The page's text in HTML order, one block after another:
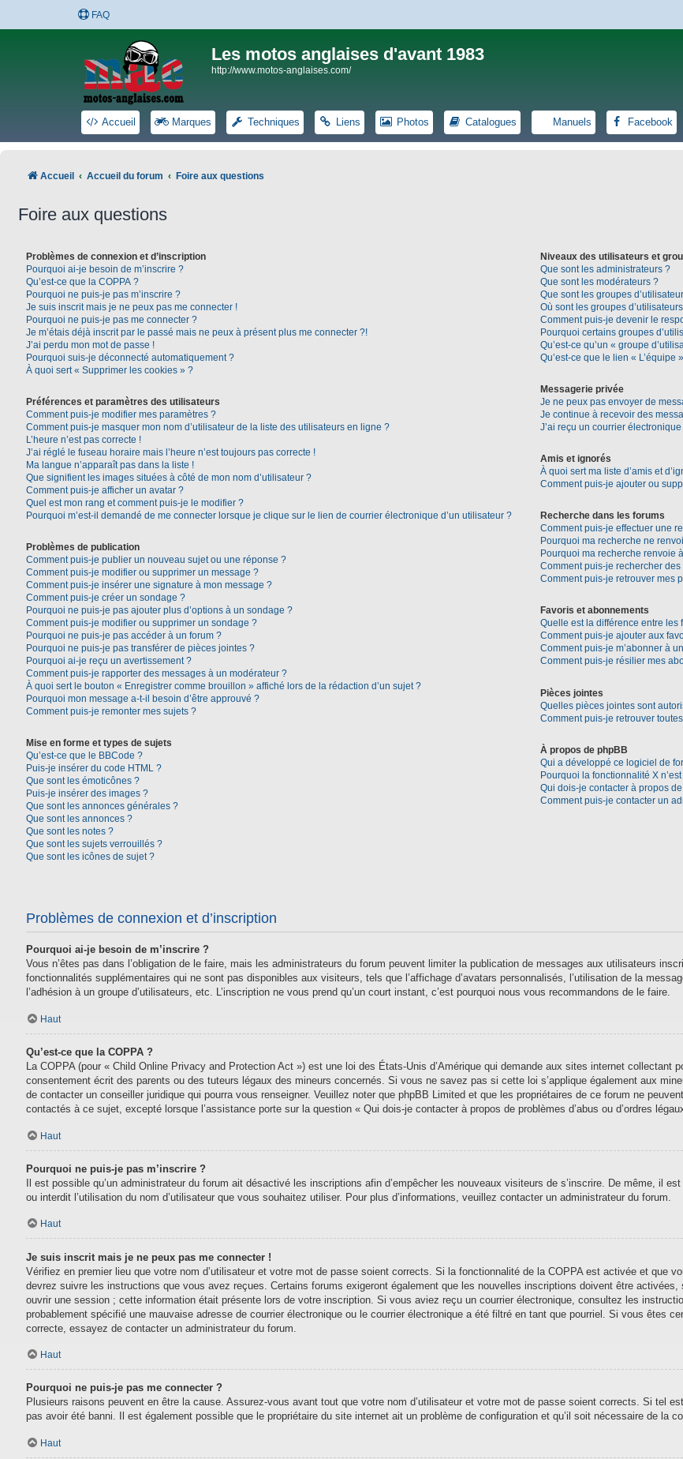
FAQ
Les motos anglaises d'avant 1983
http://www.motos-anglaises.com/
Accueil Marques Techniques Liens Photos Catalogues Manuels Facebook
Accueil Accueil du forum Foire aux questions
Foire aux questions
Problèmes de connexion et d’inscription
Pourquoi ai-je besoin de m’inscrire ?
Qu’est-ce que la COPPA ?
Pourquoi ne puis-je pas m’inscrire ?
Je suis inscrit mais je ne peux pas me connecter !
Pourquoi ne puis-je pas me connecter ?
Je m’étais déjà inscrit par le passé mais ne peux à présent plus me connecter ?!
J’ai perdu mon mot de passe !
Pourquoi suis-je déconnecté automatiquement ?
À quoi sert « Supprimer les cookies » ?
Préférences et paramètres des utilisateurs
Comment puis-je modifier mes paramètres ?
Comment puis-je masquer mon nom d’utilisateur de la liste des utilisateurs en ligne ?
L’heure n’est pas correcte !
J’ai réglé le fuseau horaire mais l’heure n’est toujours pas correcte !
Ma langue n’apparaît pas dans la liste !
Que signifient les images situées à côté de mon nom d’utilisateur ?
Comment puis-je afficher un avatar ?
Quel est mon rang et comment puis-je le modifier ?
Pourquoi m’est-il demandé de me connecter lorsque je clique sur le lien de courrier électronique d’un utilisateur ?
Problèmes de publication
Comment puis-je publier un nouveau sujet ou une réponse ?
Comment puis-je modifier ou supprimer un message ?
Comment puis-je insérer une signature à mon message ?
Comment puis-je créer un sondage ?
Pourquoi ne puis-je pas ajouter plus d’options à un sondage ?
Comment puis-je modifier ou supprimer un sondage ?
Pourquoi ne puis-je pas accéder à un forum ?
Pourquoi ne puis-je pas transférer de pièces jointes ?
Pourquoi ai-je reçu un avertissement ?
Comment puis-je rapporter des messages à un modérateur ?
À quoi sert le bouton « Enregistrer comme brouillon » affiché lors de la rédaction d’un sujet ?
Pourquoi mon message a-t-il besoin d’être approuvé ?
Comment puis-je remonter mes sujets ?
Mise en forme et types de sujets
Qu’est-ce que le BBCode ?
Puis-je insérer du code HTML ?
Que sont les émoticônes ?
Puis-je insérer des images ?
Que sont les annonces générales ?
Que sont les annonces ?
Que sont les notes ?
Que sont les sujets verrouillés ?
Que sont les icônes de sujet ?
Niveaux des utilisateurs et
Que sont les administrateurs ?
Que sont les modérateurs ?
Que sont les groupes
Où sont les groupes
Comment puis-je devenir le
Pourquoi certains groupes
Qu’est-ce qu’un « groupe
Qu’est-ce que le lien « L’équipe
Messagerie privée
Je ne peux pas envoyer de
Je continue à recevoir des
J’ai reçu un courrier
Amis et ignorés
À quoi sert ma liste d’amis et
Comment puis-je ajouter ou
Recherche dans les forums
Comment puis-je effectuer une
Pourquoi ma recherche ne
Pourquoi ma recherche renvoie
Comment puis-je rechercher des
Comment puis-je retrouver mes
Favoris et abonnements
Quelle est la différence entre les
Comment puis-je ajouter aux
Comment puis-je m’abonner à
Comment puis-je résilier mes
Pièces jointes
Quelles pièces jointes sont
Comment puis-je retrouver
À propos de phpBB
Qui a développé ce logiciel de
Pourquoi la fonctionnalité X
Qui dois-je contacter à propos
Comment puis-je contacter un
Problèmes de connexion et d’inscription
Pourquoi ai-je besoin de m’inscrire ?
Vous n’êtes pas dans l’obligation de le faire, mais les administrateurs du forum peuvent limiter la publication de messages aux utilisateurs
fonctionnalités supplémentaires qui ne sont pas disponibles aux visiteurs, tels que l’affichage d’avatars personnalisés, l’utilisation de la
l’adhésion à un groupe d’utilisateurs, etc. L’inscription ne vous prend qu’un court instant, c’est pourquoi nous vous recommandons de le faire.
Haut
Qu’est-ce que la COPPA ?
La COPPA (pour « Child Online Privacy and Protection Act ») est une loi des États-Unis d’Amérique qui demande aux sites internet
consentement écrit des parents ou des tuteurs légaux des mineurs concernés. Si vous ne savez pas si cette loi s’applique également aux
de contacter un conseiller juridique qui pourra vous renseigner. Veuillez noter que phpBB Limited et que les propriétaires de ce forum ne
contactés à ce sujet, excepté lorsque l’assistance porte sur la question « Qui dois-je contacter à propos de problèmes d’abus ou d’ordres
Haut
Pourquoi ne puis-je pas m’inscrire ?
Il est possible qu’un administrateur du forum ait désactivé les inscriptions afin d’empêcher les nouveaux visiteurs de s’inscrire. De même, il
ou interdit l’utilisation du nom d’utilisateur que vous souhaitez utiliser. Pour plus d’informations, veuillez contacter un administrateur du forum.
Haut
Je suis inscrit mais je ne peux pas me connecter !
Vérifiez en premier lieu que votre nom d’utilisateur et votre mot de passe soient corrects. Si la fonctionnalité de la COPPA est activée et que
devrez suivre les instructions que vous avez reçues. Certains forums exigeront également que les nouvelles inscriptions doivent être
ouvrir une session ; cette information était présente lors de votre inscription. Si vous aviez reçu un courrier électronique, consultez les
probablement spécifié une mauvaise adresse de courrier électronique ou le courrier électronique a été filtré en tant que pourriel. Si vous êtes
correcte, essayez de contacter un administrateur du forum.
Haut
Pourquoi ne puis-je pas me connecter ?
Plusieurs raisons peuvent en être la cause. Assurez-vous avant tout que votre nom d’utilisateur et votre mot de passe soient corrects. Si tel
pas avoir été banni. Il est également possible que le propriétaire du site internet ait un problème de configuration et qu’il soit nécessaire de la
Haut